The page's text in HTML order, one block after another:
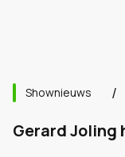
Shownieuws
Gerard Joling